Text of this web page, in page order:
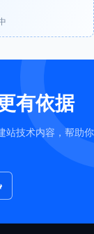
有依据
站技术内容，帮助你